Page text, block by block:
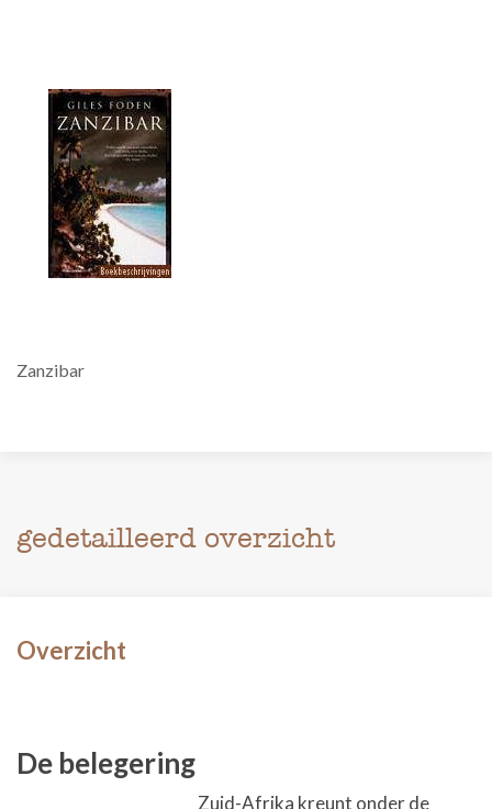
Zanzibar
gedetailleerd overzicht
Overzicht
De belegering
Zuid-Afrika kreunt onder de